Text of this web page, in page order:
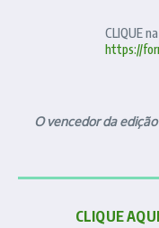
CLIQUE
https://
O vencedor da
CLIQUE AQUI